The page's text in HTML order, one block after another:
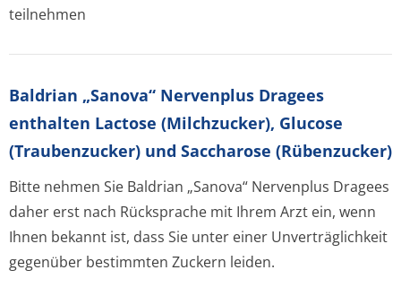
teilnehmen
Baldrian „Sanova“ Nervenplus Dragees
enthalten Lactose (Milchzucker), Glucose
(Traubenzucker) und Saccharose (Rübenzucker)
Bitte nehmen Sie Baldrian „Sanova“ Nervenplus Dragees
daher erst nach Rücksprache mit Ihrem Arzt ein, wenn
Ihnen bekannt ist, dass Sie unter einer Unverträglichkeit
gegenüber bestimmten Zuckern leiden.